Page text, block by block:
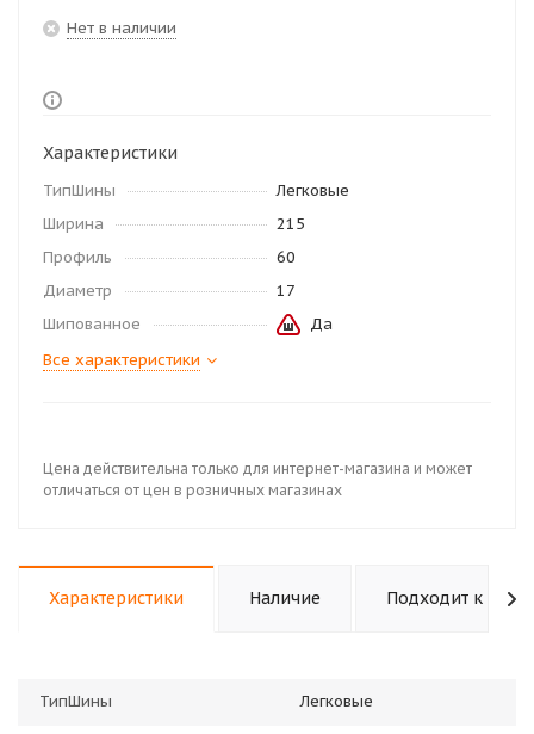
Нет в наличии
Характеристики
ТипШины
Легковые
Ширина
215
Профиль
60
Диаметр
17
Шипованное
Да
Все характеристики
Цена действительна только для интернет-магазина и может
отличаться от цен в розничных магазинах
Характеристики Наличие Подходит к авто
ТипШины Легковые